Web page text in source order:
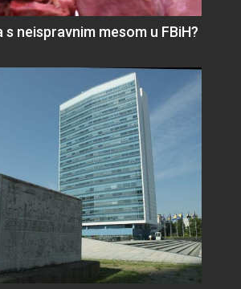
s neispravnim mesom u FBiH?